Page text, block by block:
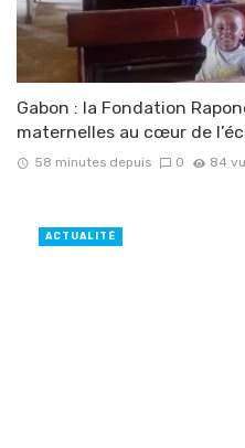
Gabon : la Fondation
maternelles au cœur de
58 minutes depuis 0 84
ACTUALITÉ